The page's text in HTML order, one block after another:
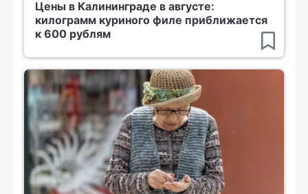
Цены в Калининграде в августе:
килограмм куриного филе приближается
к 600 рублям